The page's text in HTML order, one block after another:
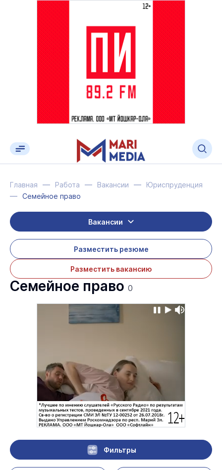
Главная Работа Вакансии
Юриспруденция
Семейное право
Разместить резюме
Разместить вакансию
Вакансии
Семейное право 0
Фильтры